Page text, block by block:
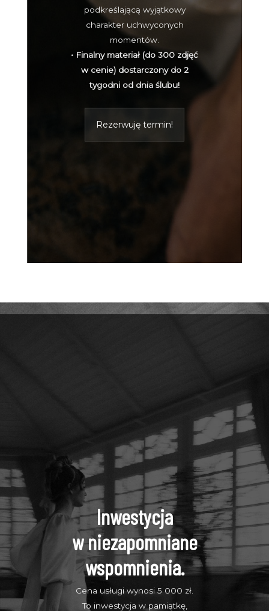
podkreślającą wyjątkowy
charakter uchwyconych
momentów.
• Finalny materiał (do 300 zdjęć
w cenie) dostarczony do 2
tygodni od dnia ślubu!
Rezerwuję termin!
Inwestycja
w niezapomniane
wspomnienia.
Cena usługi wynosi 5 000 zł.
To inwestycja w pamiątkę,